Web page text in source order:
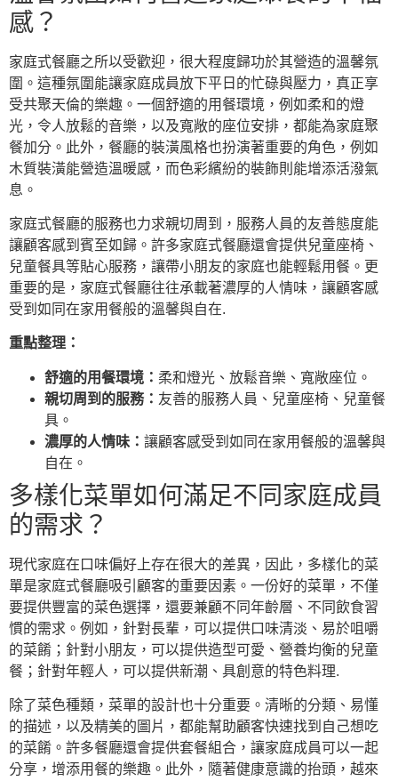
感？
家庭式餐廳之所以受歡迎，很大程度歸功於其營造的溫馨氛
圍。這種氛圍能讓家庭成員放下平日的忙碌與壓力，真正享
受共聚天倫的樂趣。一個舒適的用餐環境，例如柔和的燈
光，令人放鬆的音樂，以及寬敞的座位安排，都能為家庭聚
餐加分。此外，餐廳的裝潢風格也扮演著重要的角色，例如
木質裝潢能營造溫暖感，而色彩繽紛的裝飾則能增添活潑氣
息。
家庭式餐廳的服務也力求親切周到，服務人員的友善態度能
讓顧客感到賓至如歸。許多家庭式餐廳還會提供兒童座椅、
兒童餐具等貼心服務，讓帶小朋友的家庭也能輕鬆用餐。更
重要的是，家庭式餐廳往往承載著濃厚的人情味，讓顧客感
受到如同在家用餐般的溫馨與自在.
重點整理：
舒適的用餐環境： 柔和燈光、放鬆音樂、寬敞座位。
親切周到的服務： 友善的服務人員、兒童座椅、兒童餐
具。
濃厚的人情味： 讓顧客感受到如同在家用餐般的溫馨與
自在。
多樣化菜單如何滿足不同家庭成員
的需求？
現代家庭在口味偏好上存在很大的差異，因此，多樣化的菜
單是家庭式餐廳吸引顧客的重要因素。一份好的菜單，不僅
要提供豐富的菜色選擇，還要兼顧不同年齡層、不同飲食習
慣的需求。例如，針對長輩，可以提供口味清淡、易於咀嚼
的菜餚；針對小朋友，可以提供造型可愛、營養均衡的兒童
餐；針對年輕人，可以提供新潮、具創意的特色料理.
除了菜色種類，菜單的設計也十分重要。清晰的分類、易懂
的描述，以及精美的圖片，都能幫助顧客快速找到自己想吃
的菜餚。許多餐廳還會提供套餐組合，讓家庭成員可以一起
分享，增添用餐的樂趣。此外，隨著健康意識的抬頭，越來